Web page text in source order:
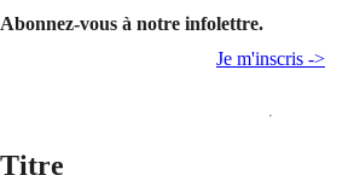
Abonnez-vous à notre infolettre.
Je m'inscris ->
Titre